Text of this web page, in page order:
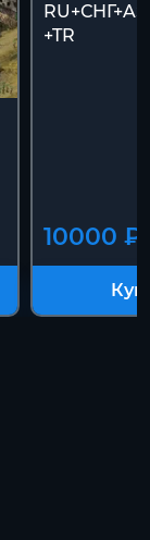
+TR
10000 ₽